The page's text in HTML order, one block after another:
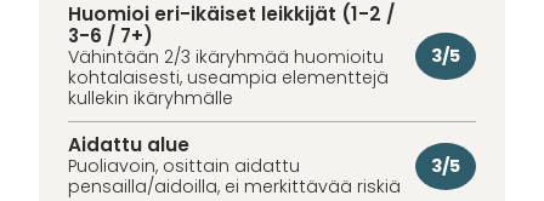
Huomioi eri-ikäiset leikkijät (1-2 /
3-6 / 7+)
Vähintään 2/3 ikäryhmää huomioitu
kohtalaisesti, useampia elementtejä
kullekin ikäryhmälle
3/5
Aidattu alue
Puoliavoin, osittain aidattu
pensailla/aidoilla, ei merkittävää riskiä
3/5